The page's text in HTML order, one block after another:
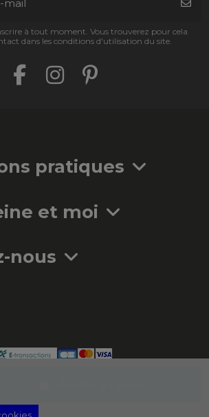
à tout moment. Vous trouverez pour cela
dans les conditions d'utilisation du site.
pratiques
et moi
nous